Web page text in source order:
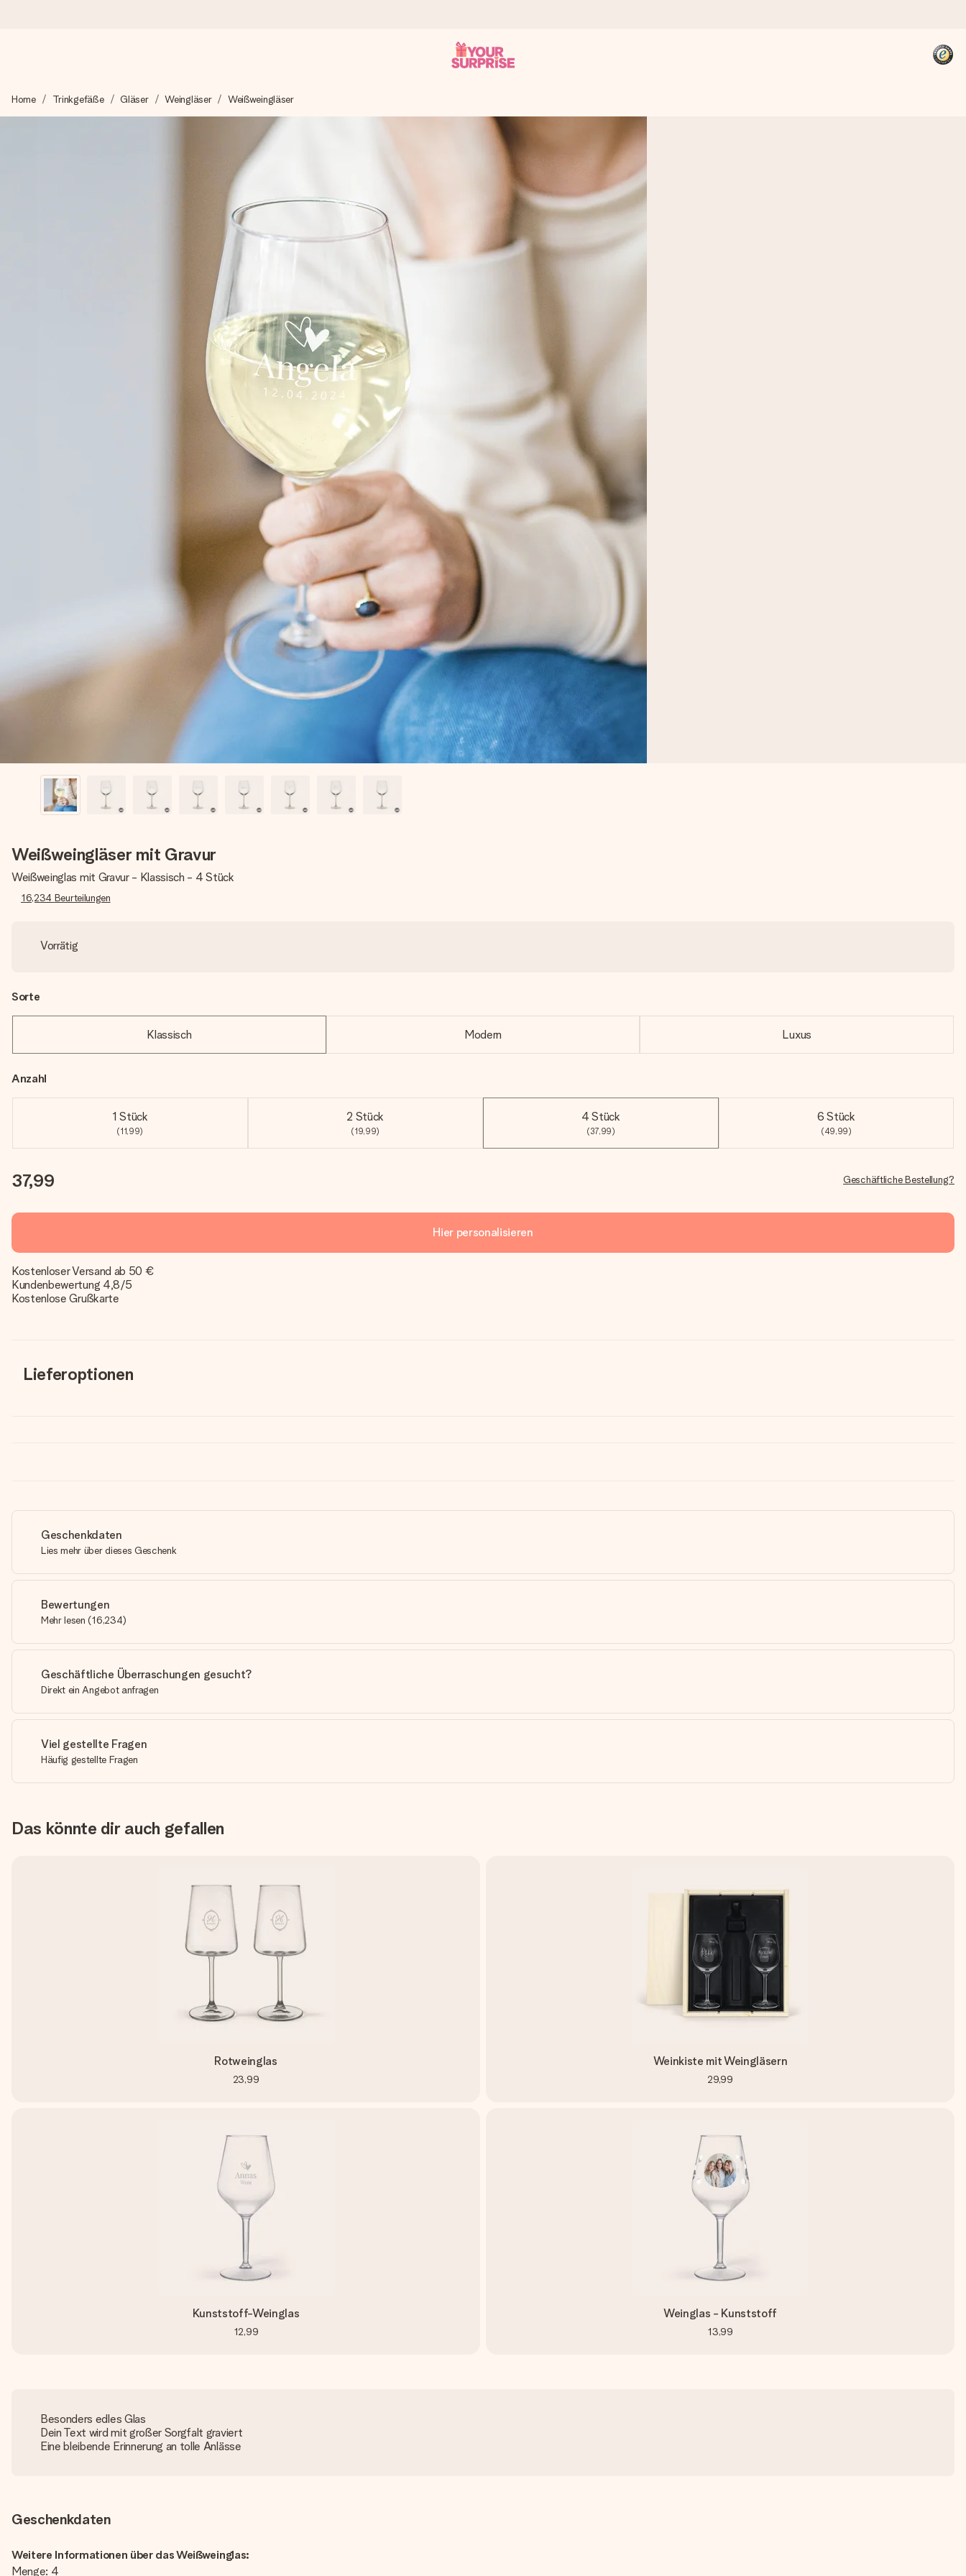
Wir bereiten dein Geschenk sorgfältig vor und schicken es blitzschnell – damit du es genau zum richtigen Zeitpunkt überreichen kannst, wenn es am meisten
zählt.
4,8 (basierend auf +15.000 Bewertungen)
Unsere Geschenke begeistern. Kunden bewerten uns mit 4,8 bei Google Reviews (Gesamtergebnis aller Länder, in die wir versenden).
Home Trinkgefäße Gläser Weingläser Weißweingläser
Weißweingläser mit Gravur
Weißweinglas mit Gravur - Klassisch - 4 Stück
16,234 Beurteilungen
Vorrätig
Sorte
Klassisch Modern Luxus
Anzahl
1 Stück
(11,99)
2 Stück
(19,99)
4 Stück
(37,99)
6 Stück
(49,99)
37,99 Geschäftliche Bestellung?
Hier personalisieren
Kostenloser Versand ab 50 €
Kundenbewertung 4,8/5
Kostenlose Grußkarte
Lieferoptionen
Geschenkdaten
Lies mehr über dieses Geschenk
Bewertungen
Mehr lesen (16,234)
Geschäftliche Überraschungen gesucht?
Direkt ein Angebot anfragen
Viel gestellte Fragen
Häufig gestellte Fragen
Das könnte dir auch gefallen
Rotweinglas
23,99
Weinkiste mit Weingläsern
29,99
Kunststoff-Weinglas
12,99
Weinglas - Kunststoff
13,99
Besonders edles Glas
Dein Text wird mit großer Sorgfalt graviert
Eine bleibende Erinnerung an tolle Anlässe
Geschenkdaten
Weitere Informationen über das Weißweinglas:
Menge: 4